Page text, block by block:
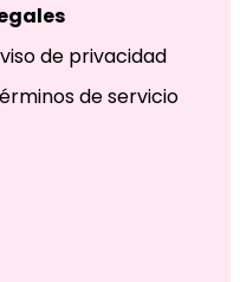
de privacidad
de servicio